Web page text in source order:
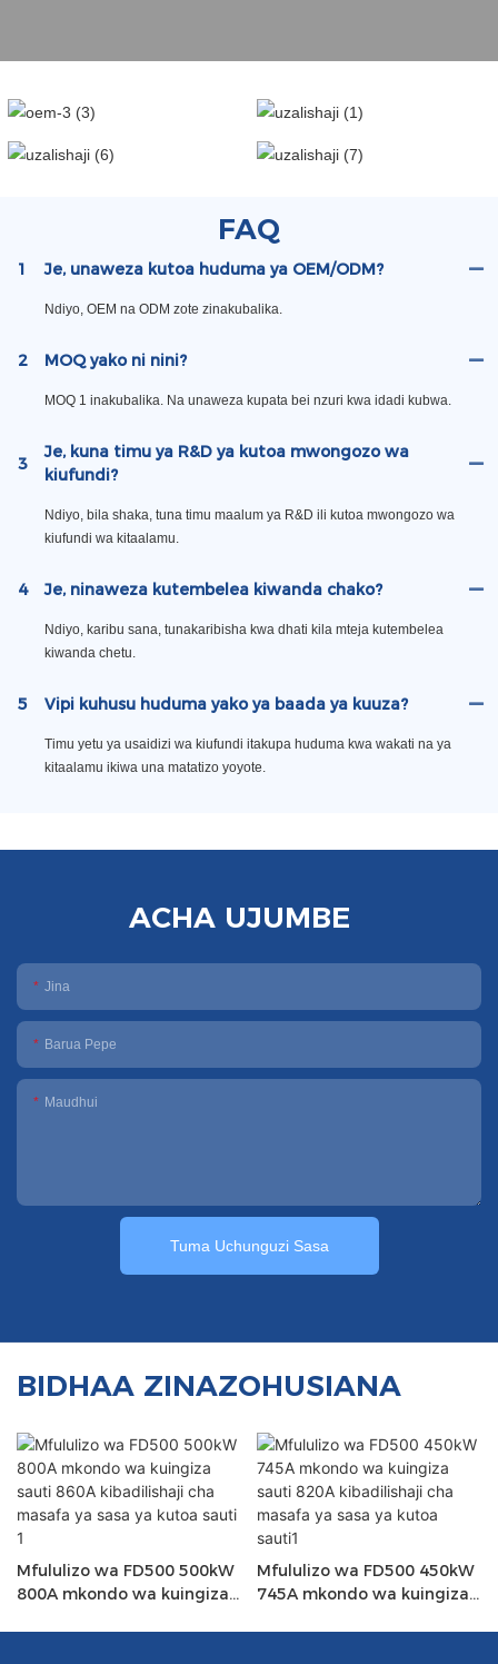
FAQ
1 Je, unaweza kutoa huduma ya OEM/ODM?
Ndiyo, OEM na ODM zote zinakubalika.
2 MOQ yako ni nini?
MOQ 1 inakubalika. Na unaweza kupata bei nzuri kwa idadi kubwa.
3
Je, kuna timu ya R&D ya kutoa mwongozo wa
kiufundi?
Ndiyo, bila shaka, tuna timu maalum ya R&D ili kutoa mwongozo wa
kiufundi wa kitaalamu.
4 Je, ninaweza kutembelea kiwanda chako?
Ndiyo, karibu sana, tunakaribisha kwa dhati kila mteja kutembelea
kiwanda chetu.
5 Vipi kuhusu huduma yako ya baada ya kuuza?
Timu yetu ya usaidizi wa kiufundi itakupa huduma kwa wakati na ya
kitaalamu ikiwa una matatizo yoyote.
ACHA UJUMBE
Jina
Barua Pepe
Maudhui
Tuma Uchunguzi Sasa
BIDHAA ZINAZOHUSIANA
Mfululizo wa FD500 500kW
800A mkondo wa kuingiza
Mfululizo wa FD500 450kW
745A mkondo wa kuingiza